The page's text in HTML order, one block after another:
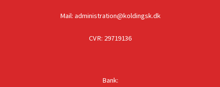
Mail: administration@koldingsk.dk
CVR: 29719136
Bank: